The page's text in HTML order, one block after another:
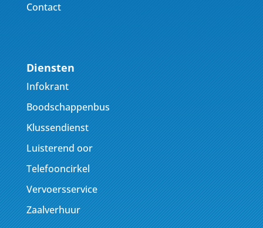
Contact
Diensten
Infokrant
Boodschappenbus
Klussendienst
Luisterend oor
Telefooncirkel
Vervoersservice
Zaalverhuur